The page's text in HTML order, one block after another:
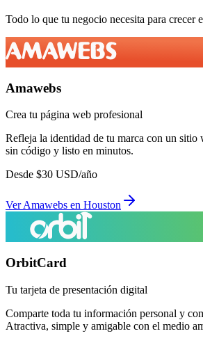
Todo lo que tu negocio necesita para crecer
Amawebs
Crea tu página web profesional
Refleja la identidad de tu marca con un sitio
sin código y listo en minutos.
Desde $30 USD/año
VerAmawebs en Houston
OrbitCard
Tu tarjeta de presentación digital
Comparte toda tu información personal y
Atractiva, simple y amigable con el medio